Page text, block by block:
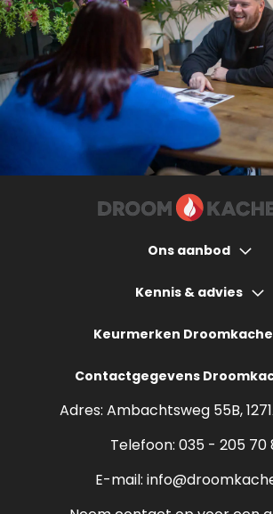
Ons aanbod
Houtkachels
Bio ethanol haarden
Sfeerhaarden
Open haard
Kennis & advies
Hoeveel bespaart een
Keurmerken
Contactgegevens
Adres: Ambachtsweg 55B,
Telefoon: 035 - 205 70
E-mail: